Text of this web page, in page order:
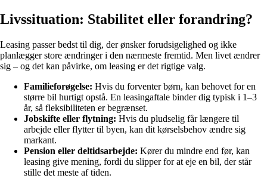
Livssituation: Stabilitet eller forandring?
Leasing passer bedst til dig, der ønsker forudsigelighed og ikke
planlægger store ændringer i den nærmeste fremtid. Men livet ændrer
sig – og det kan påvirke, om leasing er det rigtige valg.
Familieforøgelse: Hvis du forventer børn, kan behovet for en
større bil hurtigt opstå. En leasingaftale binder dig typisk i 1–3
år, så fleksibiliteten er begrænset.
Jobskifte eller flytning: Hvis du pludselig får længere til
arbejde eller flytter til byen, kan dit kørselsbehov ændre sig
markant.
Pension eller deltidsarbejde: Kører du mindre end før, kan
leasing give mening, fordi du slipper for at eje en bil, der står
stille det meste af tiden.